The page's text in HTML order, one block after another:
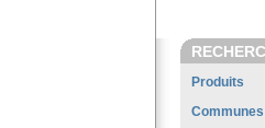
Produits
Communes